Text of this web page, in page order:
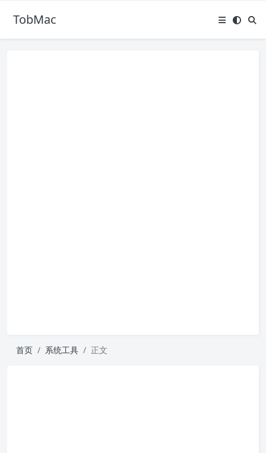
TobMac
首页 系统工具 正文